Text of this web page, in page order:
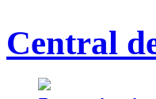
Central